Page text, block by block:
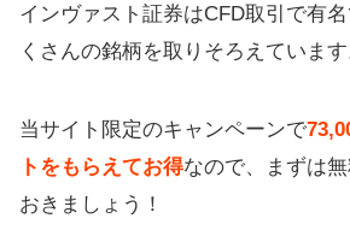
インヴァスト証券はCFD取引で有
くさんの銘柄を取りそろえています
当サイト限定のキャンペーンで
トをもらえてお得なので、まずは
おきましょう！